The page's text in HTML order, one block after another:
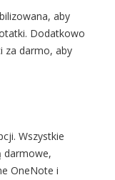
aby
Dodatkowo
za darmo, aby
Wszystkie
darmowe,
OneNote i